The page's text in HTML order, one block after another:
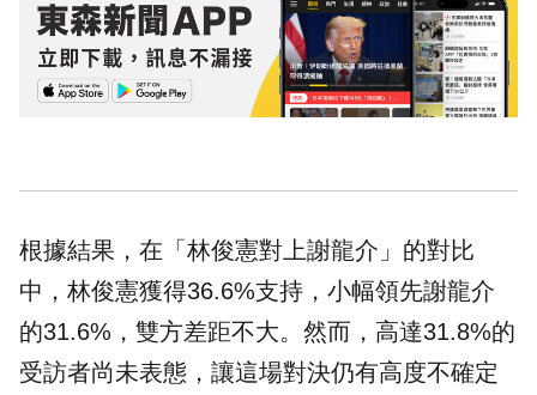
根據結果，在「林俊憲對上謝龍介」的對比
中，林俊憲獲得36.6%支持，小幅領先謝龍介
的31.6%，雙方差距不大。然而，高達31.8%的
受訪者尚未表態，讓這場對決仍有高度不確定